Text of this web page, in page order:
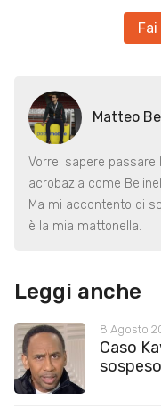
Matteo
Vorrei sapere passare
acrobazia come
Ma mi accontento di
è la mia mattonella.
Leggi anche
8 Agosto
Caso